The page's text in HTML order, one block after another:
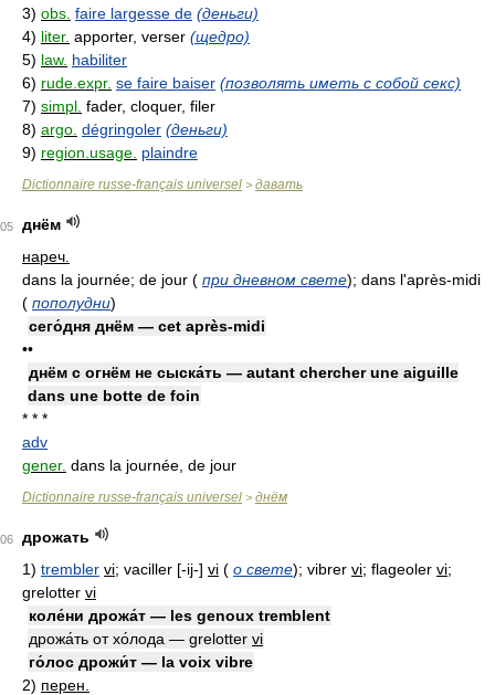
3) obs. faire largesse de (деньги)
4) liter. apporter, verser (щедро)
5) law. habiliter
6) rude.expr. se faire baiser (позволять иметь с собой секс)
7) simpl. fader, cloquer, filer
8) argo. dégringoler (деньги)
9) region.usage. plaindre
Dictionnaire russe-français universel > давать
днём
нареч.
dans la journée; de jour ( при дневном свете); dans l'après-midi
( пополудни)
сего́дня днём — cet après-midi
••
днём с огнём не сыска́ть — autant chercher une aiguille
dans une botte de foin
* * *
adv
gener. dans la journée, de jour
Dictionnaire russe-français universel > днём
дрожать
1) trembler vi; vaciller [-ij-] vi ( о свете); vibrer vi; flageoler vi;
grelotter vi
коле́ни дрожа́т — les genoux tremblent
дрожа́ть от хо́лода — grelotter vi
го́лос дрожи́т — la voix vibre
2) перен.